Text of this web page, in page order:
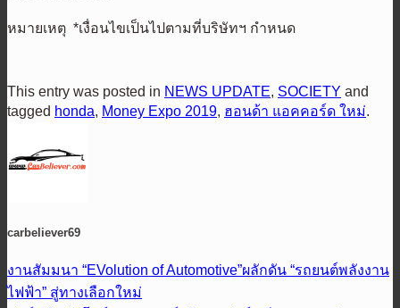
หมายเหตุ *เงื่อนไขเป็นไปตามที่บริษัทฯ กำหนด
This entry was posted in NEWS UPDATE, SOCIETY and
tagged honda, Money Expo 2019, ฮอนด้า แอคคอร์ด ใหม่.
carbeliever69
งานสัมมนา “EVolution of Automotive”ผลักดัน “รถยนต์พลังงาน
ไฟฟ้า” สู่ทางเลือกใหม่